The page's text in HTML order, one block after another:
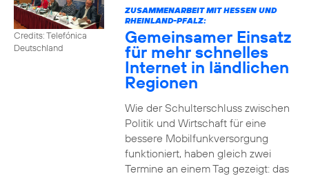
Credits: Telefónica
Deutschland
ZUSAMMENARBEIT MIT HESSEN UND
RHEINLAND-PFALZ:
Gemeinsamer Einsatz
für mehr schnelles
Internet in ländlichen
Regionen
Wie der Schulterschluss zwischen
Politik und Wirtschaft für eine
bessere Mobilfunkversorgung
funktioniert, haben gleich zwei
Termine an einem Tag gezeigt: das